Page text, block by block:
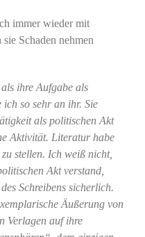
immer wieder mit
Schaden nehmen
ihre Aufgabe als
ich so sehr an ihr. Sie
als politischen Akt
Aktivität. Literatur habe
stellen. Ich weiß nicht,
Akt verstand,
Schreibens sicherlich.
Äußerung von
Verlagen auf ihre